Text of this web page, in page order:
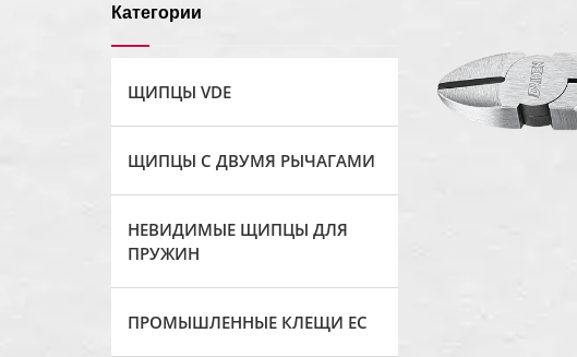
Категории
ЩИПЦЫ VDE
ЩИПЦЫ С ДВУМЯ РЫЧАГАМИ
НЕВИДИМЫЕ ЩИПЦЫ ДЛЯ
ПРУЖИН
ПРОМЫШЛЕННЫЕ КЛЕЩИ ЕС